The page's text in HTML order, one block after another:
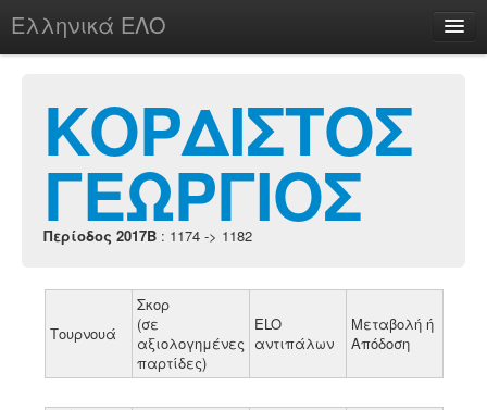
Ελληνικά ΕΛΟ
chesstu.be @ discord
Login
ΚΟΡΔΙΣΤΟΣ
ΓΕΩΡΓΙΟΣ
Περίοδος 2017B : 1174 -> 1182
Τουρνουά
Σκορ
(σε
αξιολογημένες
παρτίδες)
ELO
αντιπάλων
Μεταβολή ή
Απόδοση